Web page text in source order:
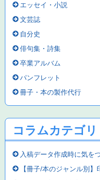
エッセイ・小説
文芸誌
自分史
俳句集・詩集
卒業アルバム
パンフレット
冊子・本の製作代行
コラムカテゴリ
入稿データ作成時に気を
【冊子/本のジャンル別